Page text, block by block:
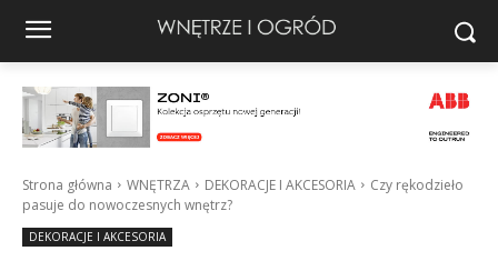
Strona główna WNĘTRZA DEKORACJE I AKCESORIA
Czy rękodzieło
pasuje do nowoczesnych wnętrz?
DEKORACJE I AKCESORIA